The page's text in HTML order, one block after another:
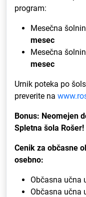
program:
Mesečna
mesec
Mesečna
mesec
Urnik poteka po
preverite na
Bonus: Neomejen
Spletna šola Rošer!
Cenik za občasne
osebno:
Občasna učna
Občasna učna